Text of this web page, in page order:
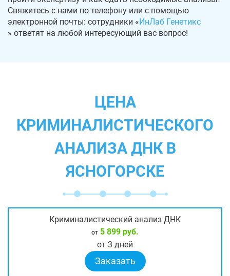
Свяжитесь с нами по телефону или с помощью
электронной почты: сотрудники « ИнЛаб Генетикс
» ответят на любой интересующий вас вопрос!
ЦЕНА
КРИМИНАЛИСТИЧЕСКОГО
АНАЛИЗА ДНК В
ЯСНОГОРСКЕ
Криминалистический анализ ДНК
от 5 899 руб.
от 3 дней
Заказать